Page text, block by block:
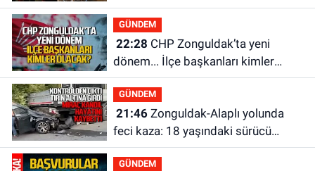
GÜNDEM
22:28
dönem... İlçe başkanları kimler
olacak?
GÜNDEM
21:46Zonguldak-Alaplı yolunda
feci kaza: 18 yaşındaki sürücü
hayatını kaybetti
GÜNDEM